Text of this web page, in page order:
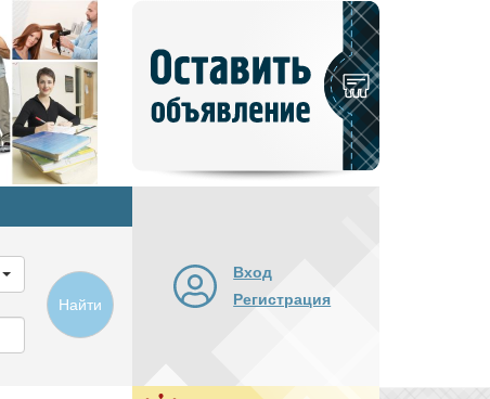
объявление
Найти
Вход
Регистрация